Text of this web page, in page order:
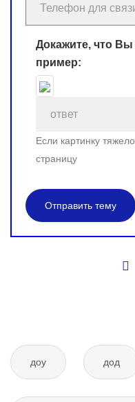
Докажите, что
пример:
Если картинку
страницу
Отправить тему
доу дод